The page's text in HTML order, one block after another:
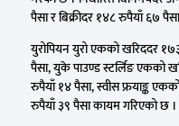
पैसा र बिक्रीदर १४८ रुपैयाँ ६७
युरोपियन युरो एकको खरिददर
पैसा, युके पाउण्ड स्टर्लिङ एकको
रुपैयाँ १४ पैसा, स्वीस फ्रयाङ्क
रुपैयाँ ३९ पैसा कायम गरिएको छ ।